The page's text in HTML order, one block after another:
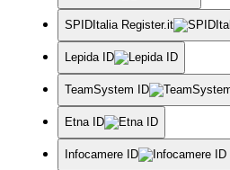
SPIDItalia Register.it
Lepida ID
TeamSystem ID
Etna ID
Infocamere ID